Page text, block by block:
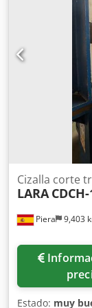
de
t Instalación
marca
accionamiento
Mesa de carga
Schleicher -
Schnutz,
apoyo -
Alimentador
SYS-A 160-2000
Piera 9,403
Cizalla corte
LARA
Información de
Estado: muy